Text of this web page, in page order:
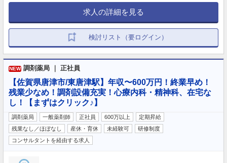
求人の詳細を見る
検討リスト（要ログイン）
NEW 調剤薬局 ｜ 正社員
【佐賀県唐津市/東唐津駅】年収〜600万円！終業早め！
残業少なめ！調剤設備充実！心療内科・精神科、在宅な
し！【まずはクリック♪】
調剤薬局 一般薬剤師 正社員 600万以上
定期昇給
残業なし／ほぼなし
産休・育休 未経験可
研修制度
コンサルタントを経由する求人